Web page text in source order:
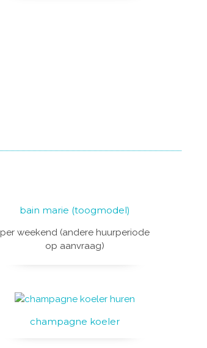
bain marie (toogmodel)
per weekend (andere huurperiode
op aanvraag)
champagne koeler